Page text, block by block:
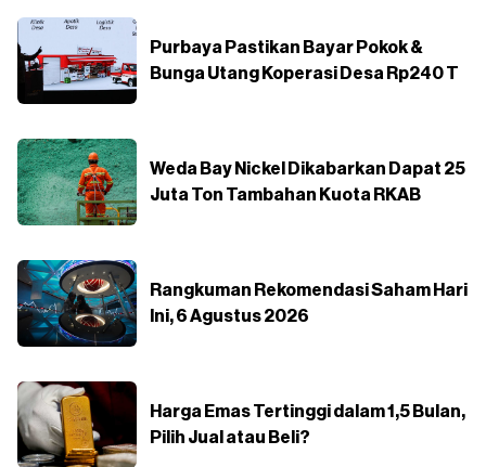
Purbaya Pastikan Bayar Pokok &
Bunga Utang Koperasi Desa Rp240 T
Weda Bay Nickel Dikabarkan Dapat 25
Juta Ton Tambahan Kuota RKAB
Rangkuman Rekomendasi Saham Hari
Ini, 6 Agustus 2026
Harga Emas Tertinggi dalam 1,5 Bulan,
Pilih Jual atau Beli?